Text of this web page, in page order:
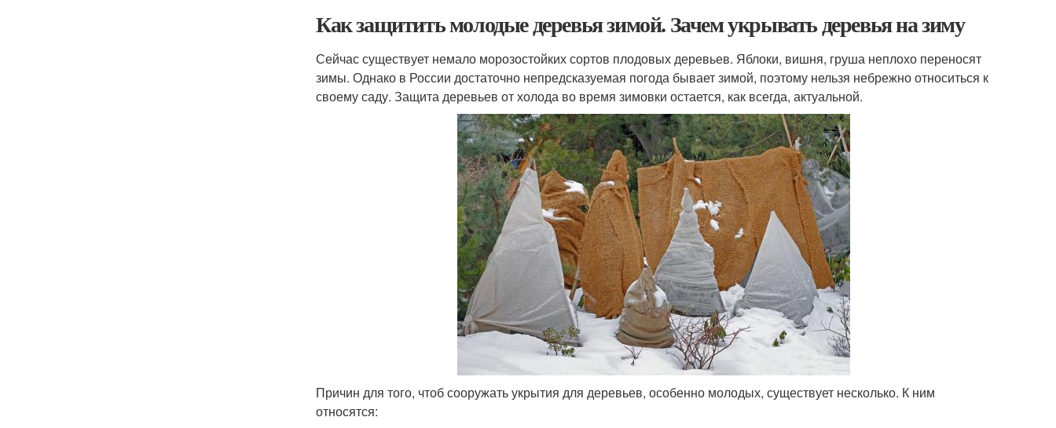
Как защитить молодые деревья зимой. Зачем укрывать деревья на зиму
Сейчас существует немало морозостойких сортов плодовых деревьев. Яблоки, вишня, груша неплохо переносят
зимы. Однако в России достаточно непредсказуемая погода бывает зимой, поэтому нельзя небрежно относиться к
своему саду. Защита деревьев от холода во время зимовки остается, как всегда, актуальной.
Причин для того, чтоб сооружать укрытия для деревьев, особенно молодых, существует несколько. К ним
относятся: